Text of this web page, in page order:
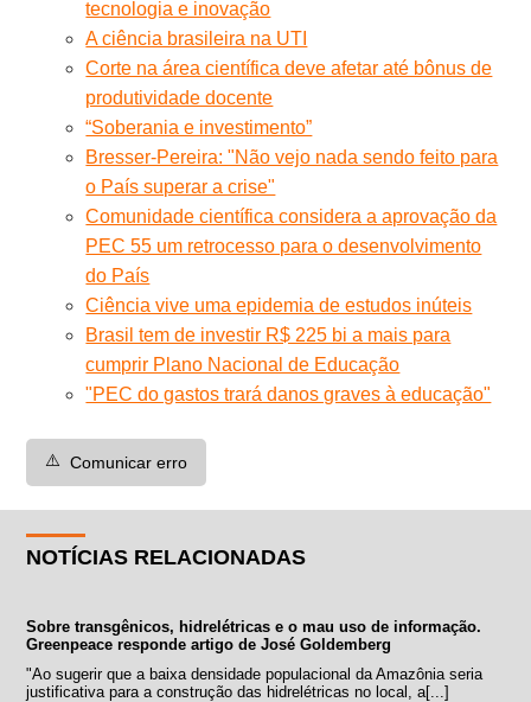
tecnologia e inovação
A ciência brasileira na UTI
Corte na área científica deve afetar até bônus de
produtividade docente
“Soberania e investimento”
Bresser-Pereira: "Não vejo nada sendo feito para
o País superar a crise"
Comunidade científica considera a aprovação da
PEC 55 um retrocesso para o desenvolvimento
do País
Ciência vive uma epidemia de estudos inúteis
Brasil tem de investir R$ 225 bi a mais para
cumprir Plano Nacional de Educação
"PEC do gastos trará danos graves à educação"
⚠️ Comunicar erro
NOTÍCIAS RELACIONADAS
Sobre transgênicos, hidrelétricas e o mau uso de informação.
Greenpeace responde artigo de José Goldemberg
"Ao sugerir que a baixa densidade populacional da Amazônia seria
justificativa para a construção das hidrelétricas no local, a[...]